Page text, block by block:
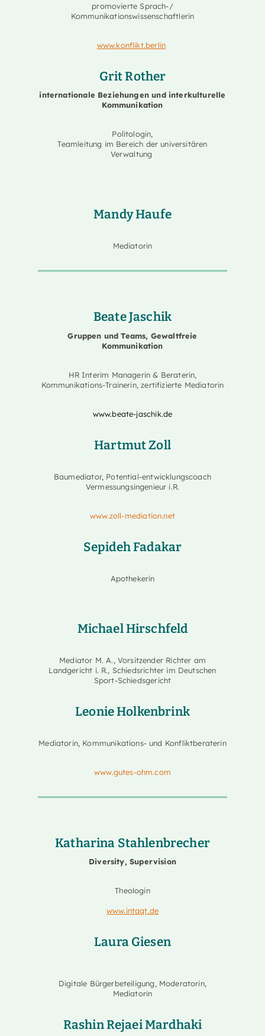
promovierte Sprach-/
Kommunikationswissenschaftlerin
www.konflikt.berlin
Grit Rother
internationale Beziehungen und interkulturelle
Kommunikation
Politologin,
Teamleitung im Bereich der universitären
Verwaltung
Mandy Haufe
Mediatorin
Beate Jaschik
Gruppen und Teams, Gewaltfreie
Kommunikation
HR Interim Managerin & Beraterin,
Kommunikations-Trainerin, zertifizierte Mediatorin
www.beate-jaschik.de
Hartmut Zoll
Baumediator, Potential-entwicklungscoach
Vermessungsingenieur i.R.
www.zoll-mediation.net
Sepideh Fadakar
Apothekerin
Michael Hirschfeld
Mediator M. A., Vorsitzender Richter am
Landgericht i. R., Schiedsrichter im Deutschen
Sport-Schiedsgericht
Leonie Holkenbrink
Mediatorin, Kommunikations- und Konfliktberaterin
www.gutes-ohm.com
Katharina Stahlenbrecher
Diversity, Supervision
Theologin
www.intaqt.de
Laura Giesen
Digitale Bürgerbeteiligung, Moderatorin,
Mediatorin
Rashin Rejaei Mardhaki